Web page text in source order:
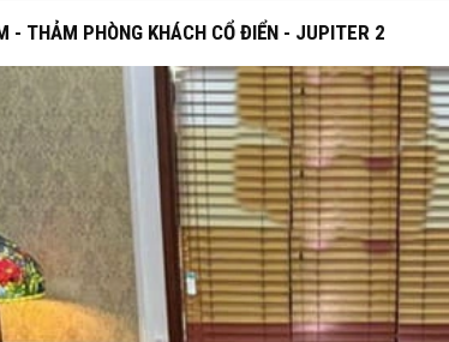
- THẢM PHÒNG KHÁCH CỔ ĐIỂN - JUPITER 2